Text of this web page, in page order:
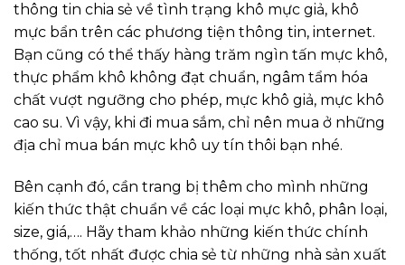
thông tin chia sẻ về tình trạng khô mực giả, khô
mực bẩn trên các phương tiện thông tin, internet.
Bạn cũng có thể thấy hàng trăm ngìn tấn mực khô,
thực phẩm khô không đạt chuẩn, ngâm tẩm hóa
chất vượt ngưỡng cho phép, mực khô giả, mực khô
cao su. Vì vậy, khi đi mua sắm, chỉ nên mua ở những
địa chỉ mua bán mực khô uy tín thôi bạn nhé.
Bên cạnh đó, cần trang bị thêm cho mình những
kiến thức thật chuẩn về các loại mực khô, phân loại,
size, giá,…. Hãy tham khảo những kiến thức chính
thống, tốt nhất được chia sẻ từ những nhà sản xuất